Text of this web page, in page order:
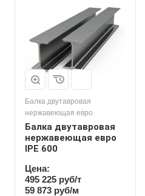
Балка двутавровая
нержавеющая евро
Балка двутавровая
нержавеющая евро
IPE 600
Цена:
495 225 руб/т
59 873 руб/м